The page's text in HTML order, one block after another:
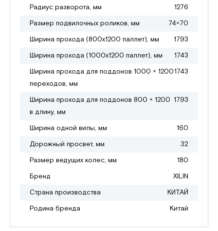
Радиус разворота, мм
1276
Размер подвилочных роликов, мм
74×70
Ширина прохода (800х1200 паллет), мм
1793
Ширина прохода (1000х1200 паллет), мм
1743
Ширина прохода для поддонов 1000 × 1200
переходов, мм
1743
Ширина прохода для поддонов 800 × 1200
в длину, мм
1793
Ширина одной вилы, мм
160
Дорожный просвет, мм
32
Размер ведущих колес, мм
180
Бренд
XILIN
Страна производства
КИТАЙ
Родина бренда
Китай